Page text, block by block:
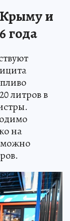
и
года
литров в
на
можно